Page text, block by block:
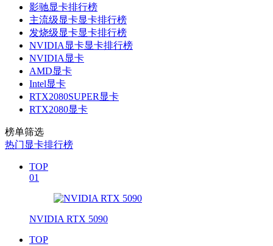
影驰显卡排行榜
主流级显卡显卡排行榜
发烧级显卡显卡排行榜
NVIDIA显卡显卡排行榜
NVIDIA显卡
AMD显卡
Intel显卡
RTX2080SUPER显卡
RTX2080显卡
榜单筛选
热门显卡排行榜
TOP
01
NVIDIA RTX 5090
TOP